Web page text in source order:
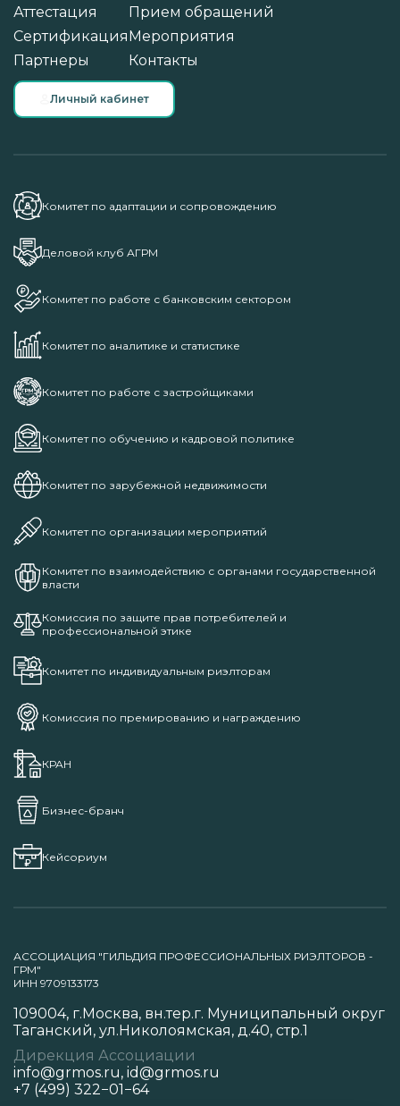
Аттестация
Сертификация
Партнеры
Прием обращений
Мероприятия
Контакты
Личный кабинет
Комитет по адаптации и сопровождению
Деловой клуб АГРМ
Комитет по работе с банковским сектором
Комитет по аналитике и статистике
Комитет по работе с застройщиками
Комитет по обучению и кадровой политике
Комитет по зарубежной недвижимости
Комитет по организации мероприятий
Комитет по взаимодействию с органами государственной
власти
Комиссия по защите прав потребителей и
профессиональной этике
Комитет по индивидуальным риэлторам
Комиссия по премированию и награждению
КРАН
Бизнес-бранч
Кейсориум
АССОЦИАЦИЯ "ГИЛЬДИЯ ПРОФЕССИОНАЛЬНЫХ РИЭЛТОРОВ -
ГРМ"
ИНН 9709133173
109004, г.Москва, вн.тер.г. Муниципальный округ
Таганский, ул.Николоямская, д.40, стр.1
Дирекция Ассоциации
info@grmos.ru, id@grmos.ru
+7 (499) 322−01−64